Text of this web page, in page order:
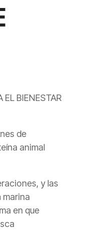
EL BIENESTAR
de
animal
y las
marina
en que